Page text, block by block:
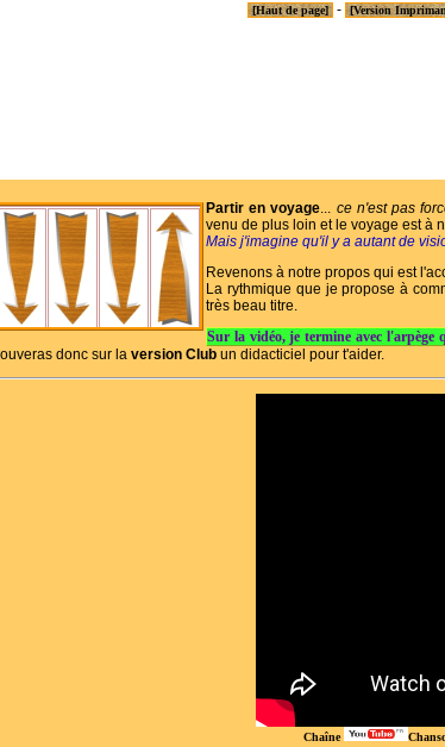
[Haut de page] - [Version
Partir en voyage... ce n'est pas
venu de plus loin et le voyage est à
Mais j'imagine qu'il y a autant de
Revenons à notre propos qui est
La rythmique que je propose à
très beau titre.
Sur la vidéo, je termine avec l'arpège
donc sur la version Club un didacticiel pour t'aider.
Chaîne